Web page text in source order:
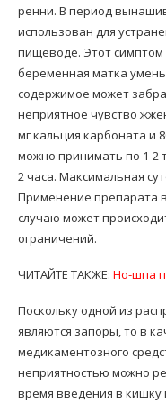
ренни. В период
использован для
пищеводе. Этот симптом
беременная матка
содержимое может
неприятное чувство
мг кальция карбоната и
можно принимать по 1-2
2 часа. Максимальная
Применение препарата
случаю может
ограничений.
ЧИТАЙТЕ ТАКЖЕ: Но-шпа
Поскольку одной из
являются запоры, то в
медикаментозного
неприятностью можно
время введения в